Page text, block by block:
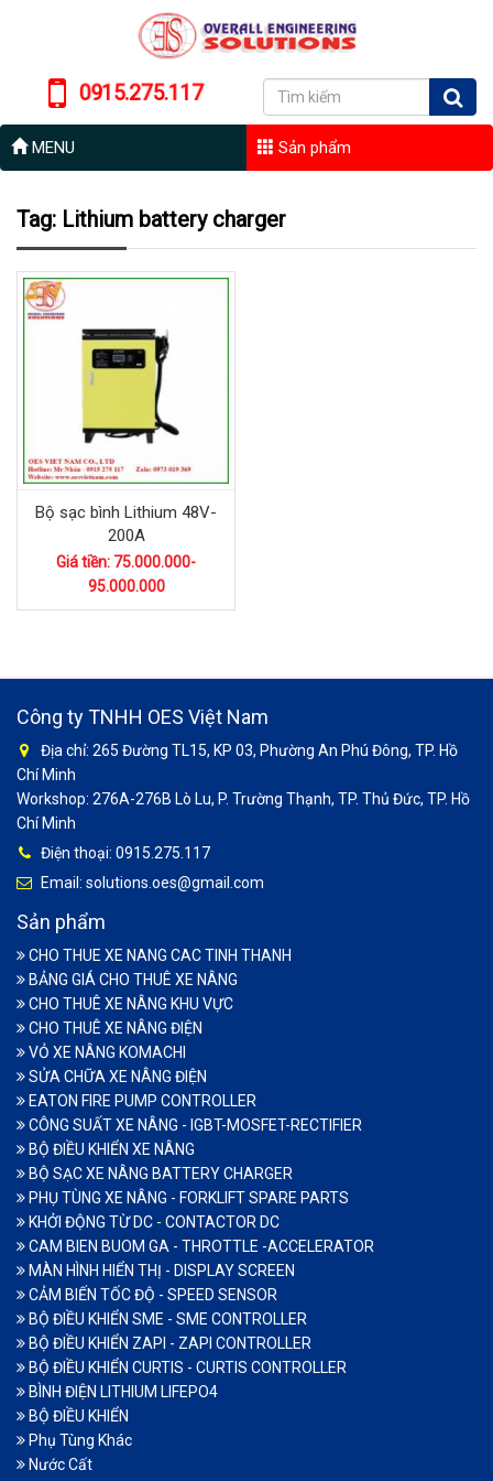
0915.275.117
MENU Sản phẩm
Tag: Lithium battery charger
Bộ sạc bình Lithium 48V-
200A
Giá tiền: 75.000.000-
95.000.000
Công ty TNHH OES Việt Nam
Địa chỉ: 265 Đường TL15, KP 03, Phường An Phú Đông, TP. Hồ
Chí Minh
Workshop: 276A-276B Lò Lu, P. Trường Thạnh, TP. Thủ Đức, TP. Hồ
Chí Minh
Điện thoại: 0915.275.117
Email: solutions.oes@gmail.com
Sản phẩm
CHO THUE XE NANG CAC TINH THANH
BẢNG GIÁ CHO THUÊ XE NÂNG
CHO THUÊ XE NÂNG KHU VỰC
CHO THUÊ XE NÂNG ĐIỆN
VỎ XE NÂNG KOMACHI
SỬA CHỮA XE NÂNG ĐIỆN
EATON FIRE PUMP CONTROLLER
CÔNG SUẤT XE NÂNG - IGBT-MOSFET-RECTIFIER
BỘ ĐIỀU KHIỂN XE NÂNG
BỘ SẠC XE NÂNG BATTERY CHARGER
PHỤ TÙNG XE NÂNG - FORKLIFT SPARE PARTS
KHỞI ĐỘNG TỪ DC - CONTACTOR DC
CAM BIEN BUOM GA - THROTTLE -ACCELERATOR
MÀN HÌNH HIỂN THỊ - DISPLAY SCREEN
CẢM BIẾN TỐC ĐỘ - SPEED SENSOR
BỘ ĐIỀU KHIỂN SME - SME CONTROLLER
BỘ ĐIỀU KHIỂN ZAPI - ZAPI CONTROLLER
BỘ ĐIỀU KHIỂN CURTIS - CURTIS CONTROLLER
BÌNH ĐIỆN LITHIUM LIFEPO4
BỘ ĐIỀU KHIỂN
Phụ Tùng Khác
Nước Cất